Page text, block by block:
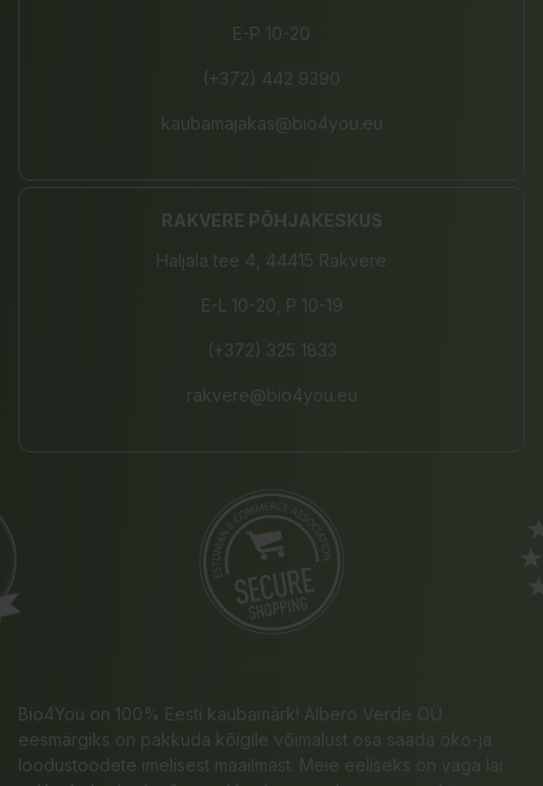
E-P 10-20
(+372) 442 9390
kaubamajakas@bio4you.eu
RAKVERE PÕHJAKESKUS
Haljala tee 4, 44415 Rakvere
E-L 10-20, P 10-19
(+372) 325 1833
rakvere@bio4you.eu
Bio4You on 100% Eesti kaubamärk! Albero Verde OÜ
eesmärgiks on pakkuda kõigile võimalust osa saada öko-ja
loodustoodete imelisest maailmast. Meie eeliseks on väga lai